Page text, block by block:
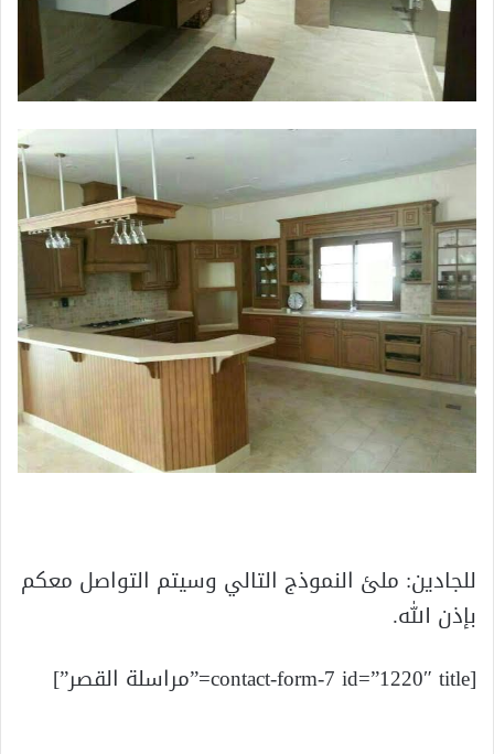
للجادين: ملئ النموذج التالي وسيتم التواصل معكم
بإذن الله.
[contact-form-7 id=”1220″ title=”مراسلة القصر”]